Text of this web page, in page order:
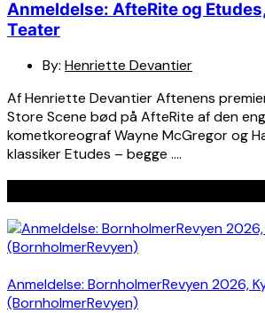
Anmeldelse: AfteRite og
Teater
By: Henriette Devantier
Af Henriette Devantier Aftenens
Store Scene bød på AfteRite af den
kometkoreograf Wayne McGregor og
klassiker Etudes – begge ….
Anmeldelse: BornholmerRevyen 2026,
(BornholmerRevyen)